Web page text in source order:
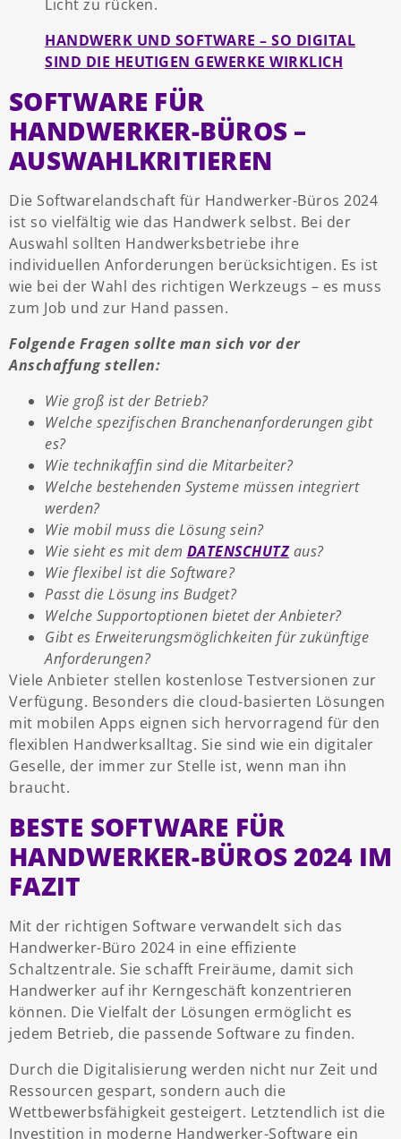
Licht zu rücken.
HANDWERK UND SOFTWARE – SO DIGITAL
SIND DIE HEUTIGEN GEWERKE WIRKLICH
SOFTWARE FÜR
HANDWERKER-BÜROS –
AUSWAHLKRITIEREN
Die Softwarelandschaft für Handwerker-Büros 2024
ist so vielfältig wie das Handwerk selbst. Bei der
Auswahl sollten Handwerksbetriebe ihre
individuellen Anforderungen berücksichtigen. Es ist
wie bei der Wahl des richtigen Werkzeugs – es muss
zum Job und zur Hand passen.
Folgende Fragen sollte man sich vor der
Anschaffung stellen:
Wie groß ist der Betrieb?
Welche spezifischen Branchenanforderungen gibt
es?
Wie technikaffin sind die Mitarbeiter?
Welche bestehenden Systeme müssen integriert
werden?
Wie mobil muss die Lösung sein?
Wie sieht es mit dem DATENSCHUTZaus?
Wie flexibel ist die Software?
Passt die Lösung ins Budget?
Welche Supportoptionen bietet der Anbieter?
Gibt es Erweiterungsmöglichkeiten für zukünftige
Anforderungen?
Viele Anbieter stellen kostenlose Testversionen zur
Verfügung. Besonders die cloud-basierten Lösungen
mit mobilen Apps eignen sich hervorragend für den
flexiblen Handwerksalltag. Sie sind wie ein digitaler
Geselle, der immer zur Stelle ist, wenn man ihn
braucht.
BESTE SOFTWARE FÜR
HANDWERKER-BÜROS 2024 IM
FAZIT
Mit der richtigen Software verwandelt sich das
Handwerker-Büro 2024 in eine effiziente
Schaltzentrale. Sie schafft Freiräume, damit sich
Handwerker auf ihr Kerngeschäft konzentrieren
können. Die Vielfalt der Lösungen ermöglicht es
jedem Betrieb, die passende Software zu finden.
Durch die Digitalisierung werden nicht nur Zeit und
Ressourcen gespart, sondern auch die
Wettbewerbsfähigkeit gesteigert. Letztendlich ist die
Investition in moderne Handwerker-Software ein